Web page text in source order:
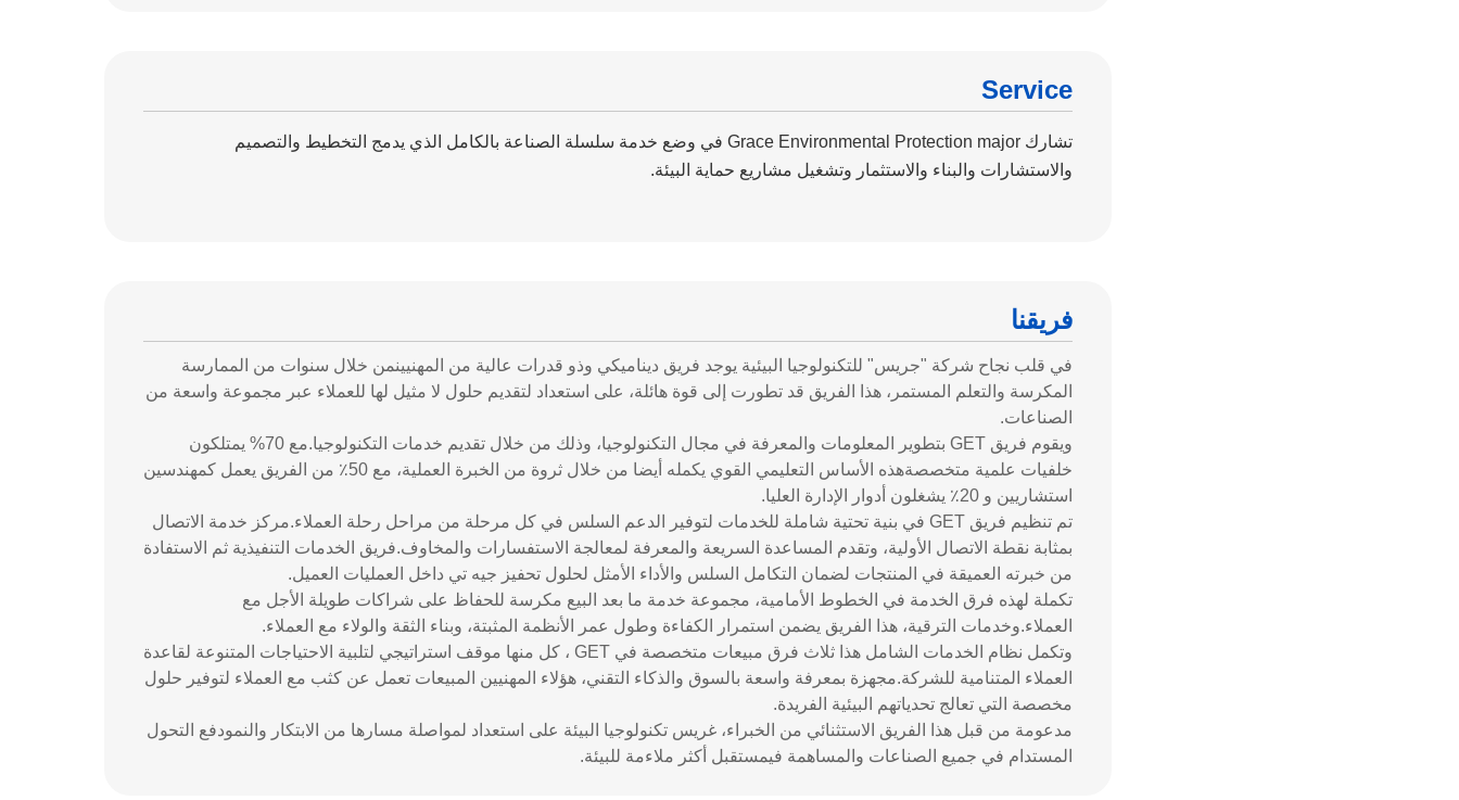
Service
تشارك Grace Environmental Protection major في وضع خدمة سلسلة الصناعة بالكامل الذي يدمج التخطيط والتصميم
والاستشارات والبناء والاستثمار وتشغيل مشاريع حماية البيئة.
فريقنا
في قلب نجاح شركة "جريس" للتكنولوجيا البيئية يوجد فريق ديناميكي وذو قدرات عالية من المهنيينمن خلال سنوات من الممارسة
المكرسة والتعلم المستمر، هذا الفريق قد تطورت إلى قوة هائلة، على استعداد لتقديم حلول لا مثيل لها للعملاء عبر مجموعة واسعة من
الصناعات.
ويقوم فريق GET بتطوير المعلومات والمعرفة في مجال التكنولوجيا، وذلك من خلال تقديم خدمات التكنولوجيا.مع 70% يمتلكون
خلفيات علمية متخصصةهذه الأساس التعليمي القوي يكمله أيضا من خلال ثروة من الخبرة العملية، مع 50٪ من الفريق يعمل كمهندسين
استشاريين و 20٪ يشغلون أدوار الإدارة العليا.
تم تنظيم فريق GET في بنية تحتية شاملة للخدمات لتوفير الدعم السلس في كل مرحلة من مراحل رحلة العملاء.مركز خدمة الاتصال
بمثابة نقطة الاتصال الأولية، وتقدم المساعدة السريعة والمعرفة لمعالجة الاستفسارات والمخاوف.فريق الخدمات التنفيذية ثم الاستفادة
من خبرته العميقة في المنتجات لضمان التكامل السلس والأداء الأمثل لحلول تحفيز جيه تي داخل العمليات العميل.
تكملة لهذه فرق الخدمة في الخطوط الأمامية، مجموعة خدمة ما بعد البيع مكرسة للحفاظ على شراكات طويلة الأجل مع
العملاء.وخدمات الترقية، هذا الفريق يضمن استمرار الكفاءة وطول عمر الأنظمة المثبتة، وبناء الثقة والولاء مع العملاء.
وتكمل نظام الخدمات الشامل هذا ثلاث فرق مبيعات متخصصة في GET ، كل منها موقف استراتيجي لتلبية الاحتياجات المتنوعة لقاعدة
العملاء المتنامية للشركة.مجهزة بمعرفة واسعة بالسوق والذكاء التقني، هؤلاء المهنيين المبيعات تعمل عن كثب مع العملاء لتوفير حلول
مخصصة التي تعالج تحدياتهم البيئية الفريدة.
مدعومة من قبل هذا الفريق الاستثنائي من الخبراء، غريس تكنولوجيا البيئة على استعداد لمواصلة مسارها من الابتكار والنمودفع التحول
المستدام في جميع الصناعات والمساهمة فيمستقبل أكثر ملاءمة للبيئة.